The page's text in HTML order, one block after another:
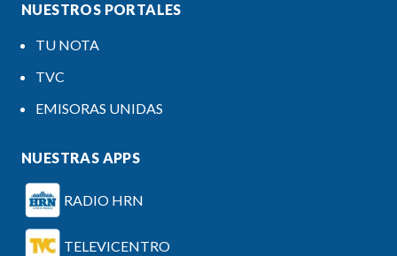
NUESTROS PORTALES
TU NOTA
TVC
EMISORAS UNIDAS
NUESTRAS APPS
RADIO HRN
TELEVICENTRO